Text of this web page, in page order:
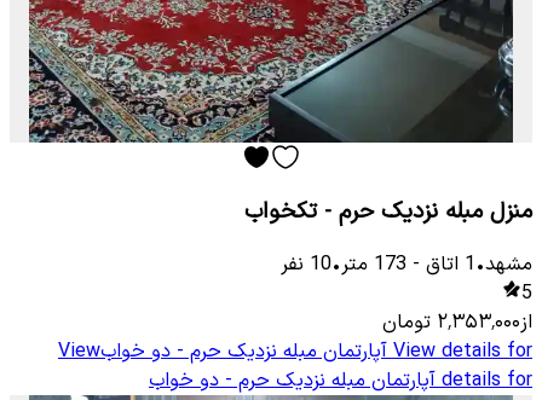
منزل مبله نزدیک حرم - تکخواب
مشهد•
1 اتاق -
173 متر•
10 نفر
5
از۲٬۳۵۳٬۰۰۰ تومان
View details for آپارتمان مبله نزدیک حرم - دو خوابView
details for آپارتمان مبله نزدیک حرم - دو خواب